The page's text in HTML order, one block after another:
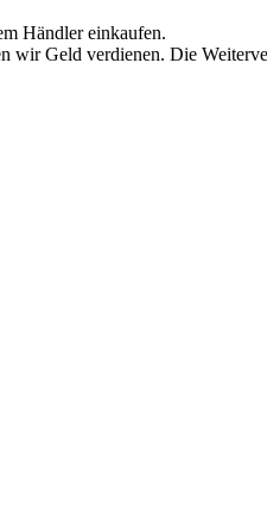
Händler einkaufen.
Geld verdienen. Die